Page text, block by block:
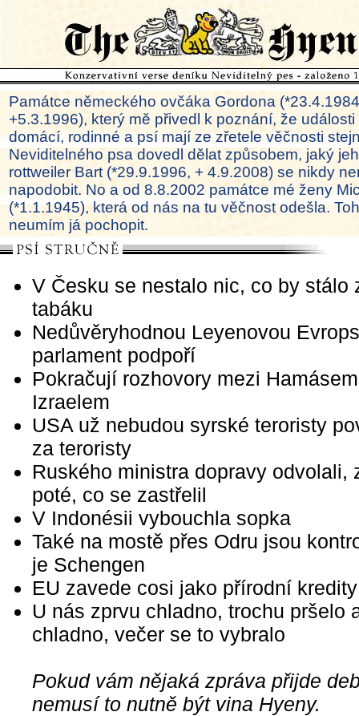
Památce německého ovčáka Gordona
+5.3.1996), který mě přivedl k poznání, že
domácí, rodinné a psí mají ze zřetele věčnosti
Neviditelného psa dovedl dělat způsobem, jaký
rottweiler Bart (*29.9.1996, + 4.9.2008) se nikdy
napodobit. No a od 8.8.2002 památce mé ženy
(*1.1.1945), která od nás na tu věčnost odešla.
neumím já pochopit.
V Česku se nestalo nic, co by stálo
tabáku
Nedůvěryhodnou Leyenovou
parlament podpoří
Pokračují rozhovory mezi
Izraelem
USA už nebudou syrské teroristy
za teroristy
Ruského ministra dopravy odvolali,
poté, co se zastřelil
V Indonésii vybouchla sopka
Také na mostě přes Odru jsou
je Schengen
EU zavede cosi jako přírodní kredity
U nás zprvu chladno, trochu pršelo
chladno, večer se to vybralo
Pokud vám nějaká zpráva přijde
nemusí to nutně být vina Hyeny.